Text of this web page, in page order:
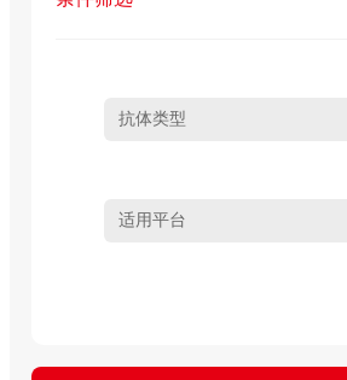
抗体类型
适用平台